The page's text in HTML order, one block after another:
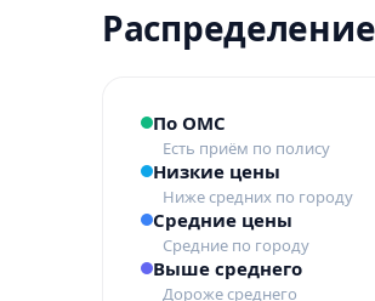
По ОМС
Есть приём по полису
Низкие цены
Ниже средних по городу
Средние цены
Средние по городу
Выше среднего
Дороже среднего